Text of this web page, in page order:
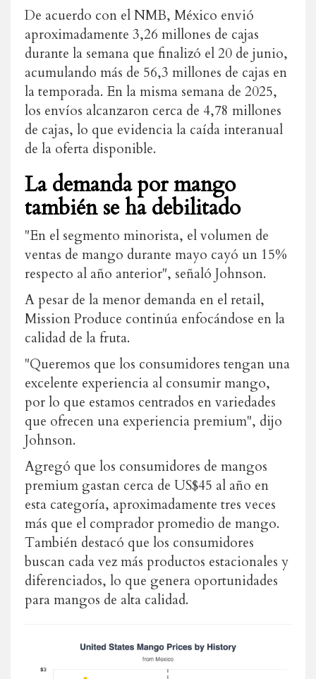
De acuerdo con el NMB, México envió
aproximadamente 3,26 millones de cajas
durante la semana que finalizó el 20 de junio,
acumulando más de 56,3 millones de cajas en
la temporada. En la misma semana de 2025,
los envíos alcanzaron cerca de 4,78 millones
de cajas, lo que evidencia la caída interanual
de la oferta disponible.
La demanda por mango
también se ha debilitado
"En el segmento minorista, el volumen de
ventas de mango durante mayo cayó un 15%
respecto al año anterior", señaló Johnson.
A pesar de la menor demanda en el retail,
Mission Produce continúa enfocándose en la
calidad de la fruta.
"Queremos que los consumidores tengan una
excelente experiencia al consumir mango,
por lo que estamos centrados en variedades
que ofrecen una experiencia premium", dijo
Johnson.
Agregó que los consumidores de mangos
premium gastan cerca de US$45 al año en
esta categoría, aproximadamente tres veces
más que el comprador promedio de mango.
También destacó que los consumidores
buscan cada vez más productos estacionales y
diferenciados, lo que genera oportunidades
para mangos de alta calidad.